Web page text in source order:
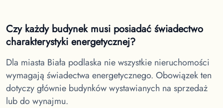
Czy każdy budynek musi posiadać świadectwo
charakterystyki energetycznej?
Dla miasta Biała podlaska nie wszystkie nieruchomości
wymagają świadectwa energetycznego. Obowiązek ten
dotyczy głównie budynków wystawianych na sprzedaż
lub do wynajmu.